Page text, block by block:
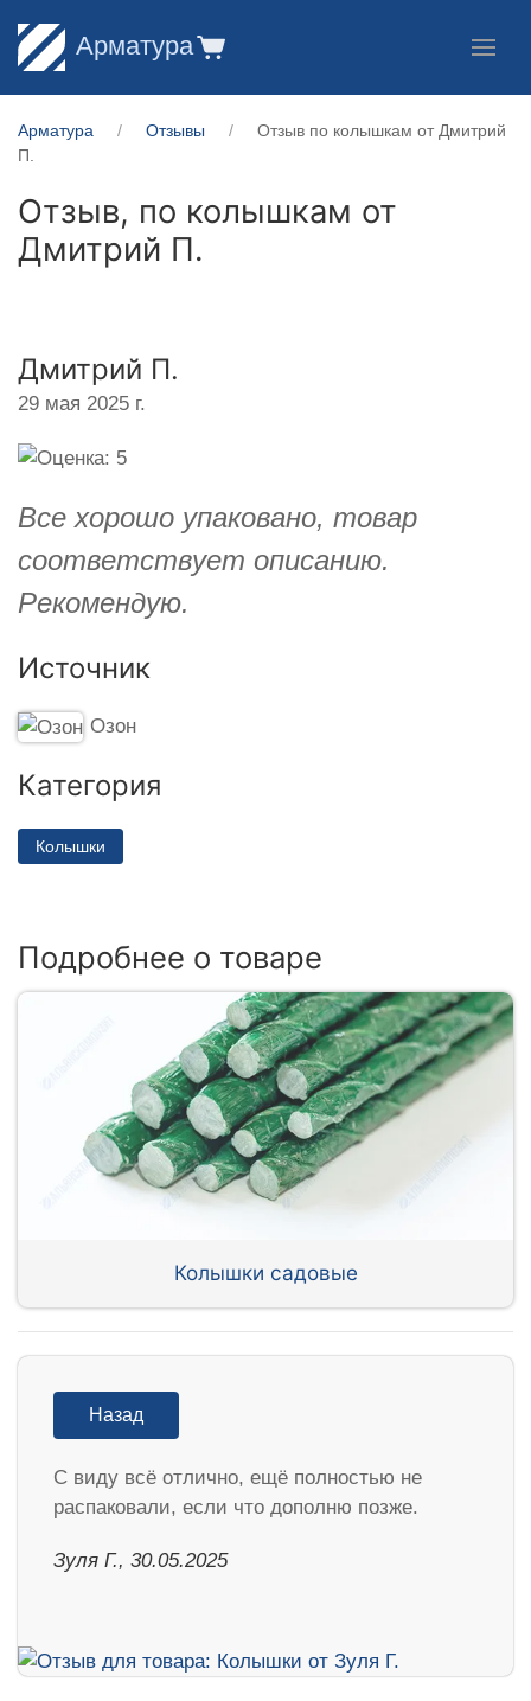
Арматура
Арматура Отзывы
Отзыв по колышкам от Дмитрий
П.
Отзыв, по колышкам от
Дмитрий П.
Дмитрий П.
29 мая 2025 г.
Все хорошо упаковано, товар
соответствует описанию.
Рекомендую.
Источник
Озон
Категория
Колышки
Подробнее о товаре
Колышки садовые
Назад
С виду всё отлично, ещё полностью не
распаковали, если что дополню позже.
Зуля Г., 30.05.2025